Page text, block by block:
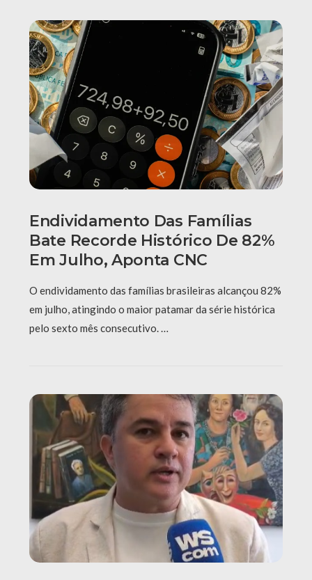
Endividamento Das Famílias
Bate Recorde Histórico De 82%
Em Julho, Aponta CNC
O endividamento das famílias brasileiras alcançou 82%
em julho, atingindo o maior patamar da série histórica
pelo sexto mês consecutivo. …